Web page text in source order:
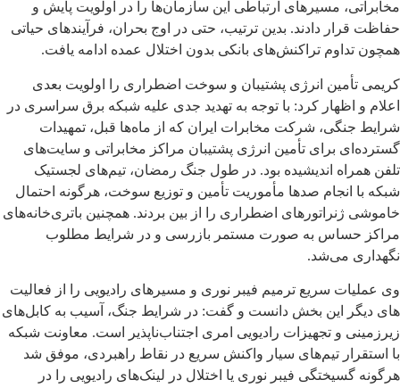
مخابراتی، مسیرهای ارتباطی این سازمان‌ها را در اولویت پایش و
حفاظت قرار دادند. بدین ترتیب، حتی در اوج بحران، فرآیندهای حیاتی
همچون تداوم تراکنش‌های بانکی بدون اختلال عمده ادامه یافت.
کریمی تأمین انرژی پشتیبان و سوخت اضطراری را اولویت بعدی
اعلام و اظهار کرد: با توجه به تهدید جدی علیه شبکه برق سراسری در
شرایط جنگی، شرکت مخابرات ایران که از ماه‌ها قبل، تمهیدات
گسترده‌ای برای تأمین انرژی پشتیبان مراکز مخابراتی و سایت‌های
تلفن همراه اندیشیده بود. در طول جنگ رمضان، تیم‌های لجستیک
شبکه با انجام صدها مأموریت تأمین و توزیع سوخت، هرگونه احتمال
خاموشی ژنراتورهای اضطراری را از بین بردند. همچنین باتری‌خانه‌های
مراکز حساس به صورت مستمر بازرسی و در شرایط مطلوب
نگهداری می‌شد.
وی عملیات سریع ترمیم فیبر نوری و مسیرهای رادیویی را از فعالیت
های دیگر این بخش دانست و گفت: در شرایط جنگ، آسیب به کابل‌های
زیرزمینی و تجهیزات رادیویی امری اجتناب‌ناپذیر است. معاونت شبکه
با استقرار تیم‌های سیار واکنش سریع در نقاط راهبردی، موفق شد
هرگونه گسیختگی فیبر نوری یا اختلال در لینک‌های رادیویی را در